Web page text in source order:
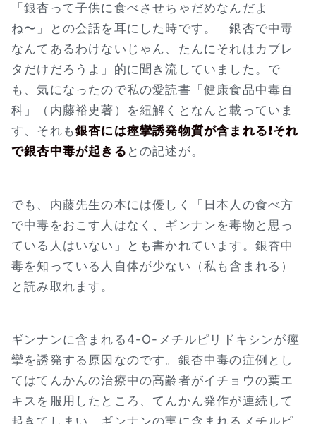
「銀杏って子供に食べさせちゃだめなんだよ
ね〜」との会話を耳にした時です。「銀杏で中毒
なんてあるわけないじゃん、たんにそれはカブレ
タだけだろうよ」的に聞き流していました。で
も、気になったので私の愛読書「健康食品中毒百
科」（内藤裕史著）を紐解くとなんと載っていま
す、それも銀杏には痙攣誘発物質が含まれる❗それ
で銀杏中毒が起きる との記述が。
でも、内藤先生の本には優しく「日本人の食べ方
で中毒をおこす人はなく、ギンナンを毒物と思っ
ている人はいない」とも書かれています。銀杏中
毒を知っている人自体が少ない（私も含まれる）
と読み取れます。
ギンナンに含まれる4-O-メチルピリドキシンが痙
攣を誘発する原因なのです。銀杏中毒の症例とし
てはてんかんの治療中の高齢者がイチョウの葉エ
キスを服用したところ、てんかん発作が連続して